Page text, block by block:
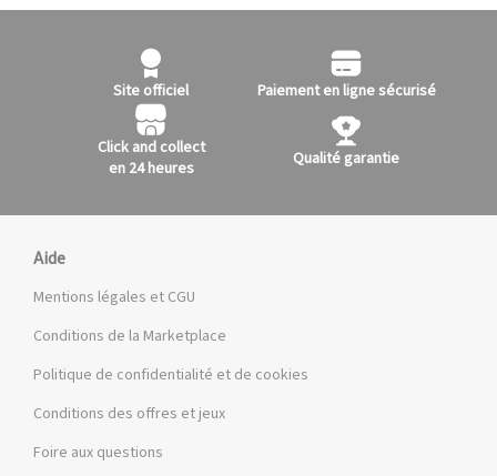
Site officiel Paiement en ligne sécurisé
Click and collect
en 24 heures
Qualité garantie
Aide
Mentions légales et CGU
Conditions de la Marketplace
Politique de confidentialité et de cookies
Conditions des offres et jeux
Foire aux questions